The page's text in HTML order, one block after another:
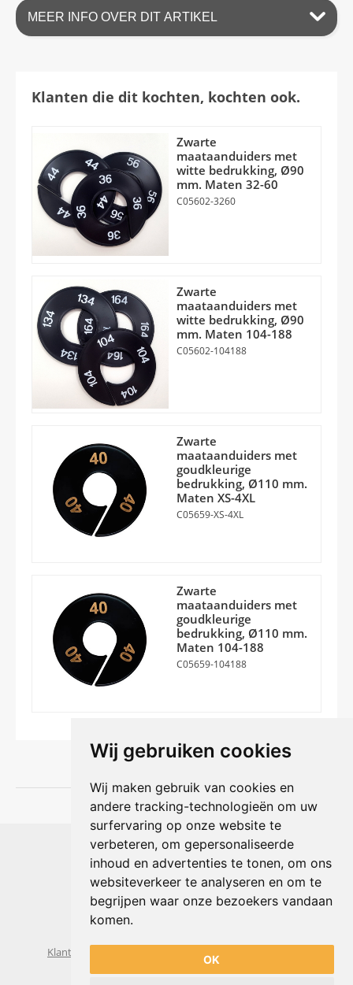
Wij gebruiken cookies
Wij maken gebruik van cookies en
andere tracking-technologieën om uw
surfervaring op onze website te
verbeteren, om gepersonaliseerde
inhoud en advertenties te tonen, om ons
websiteverkeer te analyseren en om te
begrijpen waar onze bezoekers vandaan
komen.
OK
MEER INFO OVER DIT ARTIKEL
Klanten die dit kochten, kochten ook.
Zwarte
maataanduiders met
witte bedrukking, Ø90
mm. Maten 32-60
C05602-3260
Zwarte
maataanduiders met
witte bedrukking, Ø90
mm. Maten 104-188
C05602-104188
Zwarte
maataanduiders met
goudkleurige
bedrukking, Ø110 mm.
Maten XS-4XL
C05659-XS-4XL
Zwarte
maataanduiders met
goudkleurige
bedrukking, Ø110 mm.
Maten 104-188
C05659-104188
Shophouse online
Max Planckstraat 4
6716 BE Ede, Nederland
Telefoon:+31(0)318 618 121
E-mail: info@shophouse.nl
Geopend: ma t/m vr 09:00-17:00 uur
Klantenservice
Algemene voorwaarden